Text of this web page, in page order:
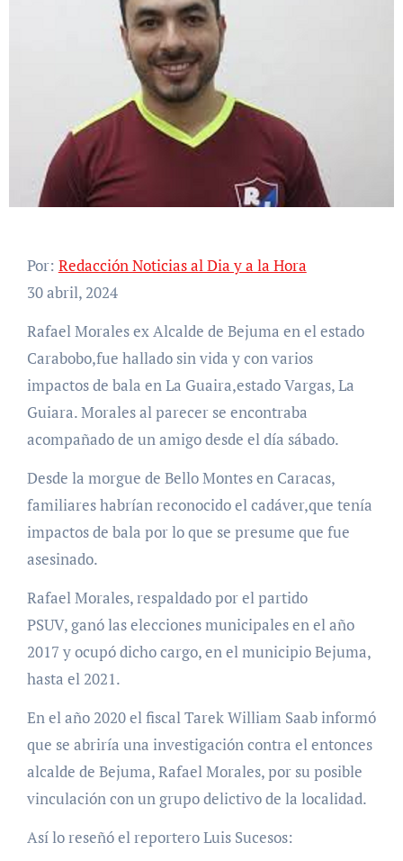
Por: Redacción Noticias al Dia y a la Hora
30 abril, 2024
Rafael Morales ex Alcalde de Bejuma en el estado
Carabobo,fue hallado sin vida y con varios
impactos de bala en La Guaira,estado Vargas, La
Guiara. Morales al parecer se encontraba
acompañado de un amigo desde el día sábado.
Desde la morgue de Bello Montes en Caracas,
familiares habrían reconocido el cadáver,que tenía
impactos de bala por lo que se presume que fue
asesinado.
Rafael Morales, respaldado por el partido
PSUV, ganó las elecciones municipales en el año
2017 y ocupó dicho cargo, en el municipio Bejuma,
hasta el 2021.
En el año 2020 el fiscal Tarek William Saab informó
que se abriría una investigación contra el entonces
alcalde de Bejuma, Rafael Morales, por su posible
vinculación con un grupo delictivo de la localidad.
Así lo reseñó el reportero Luis Sucesos: